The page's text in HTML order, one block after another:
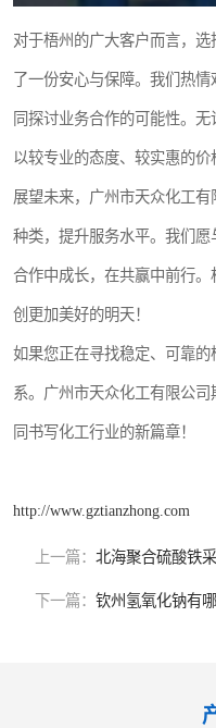
对于梧州的广大客户而言，
了一份安心与保障。我们热
同探讨业务合作的可能性。
以较专业的态度、较实惠的价
展望未来，广州市天众化工
种类，提升服务水平。我们
合作中成长，在共赢中前行
创更加美好的明天！
如果您正在寻找稳定、可靠
系。广州市天众化工有限公
同书写化工行业的新篇章！
http://www.gztianzhong.com
上一篇： 北海聚合硫酸铁
下一篇： 钦州氢氧化钠有